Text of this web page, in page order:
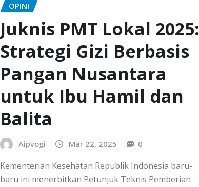
OPINI
Juknis PMT Lokal 2025:
Strategi Gizi Berbasis
Pangan Nusantara
untuk Ibu Hamil dan
Balita
Aipvogi Mar 22, 2025 0
Kementerian Kesehatan Republik Indonesia baru-
baru ini menerbitkan Petunjuk Teknis Pemberian